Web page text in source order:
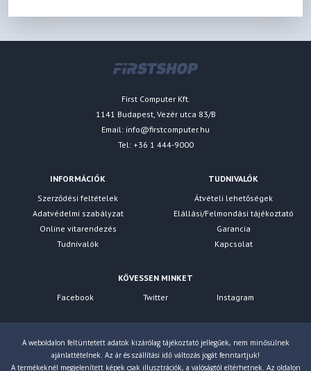
First Computer Kft.
1141 Budapest, Vezér utca 83/B
Email: info@firstcomputer.hu
Tel: +36 1 444-9000
INFORMÁCIÓK
Szerződési feltételek
Adatvédelmi szabályzat
Online vitarendezés
Tudnivalók
TUDNIVALÓK
Átvételi lehetőségek
Elállási/Felmondási tájékoztató
Garancia
Kapcsolat
KÖVESSEN MINKET
Facebook
Twitter Instagram
A weboldalon feltüntetett adatok kizárólag tájékoztató jellegűek, nem minősülnek
ajánlattételnek. Az ár és szállítási idő változás jogát fenntartjuk!
A termékeknél megjelenített képek csak illusztrációk, a valóságtól eltérhetnek. Az oldalon